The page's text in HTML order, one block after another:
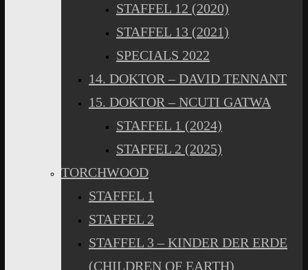
STAFFEL 12 (2020)
STAFFEL 13 (2021)
SPECIALS 2022
14. DOKTOR – DAVID TENNANT
15. DOKTOR – NCUTI GATWA
STAFFEL 1 (2024)
STAFFEL 2 (2025)
TORCHWOOD
STAFFEL 1
STAFFEL 2
STAFFEL 3 – KINDER DER ERDE
(CHILDREN OF EARTH)